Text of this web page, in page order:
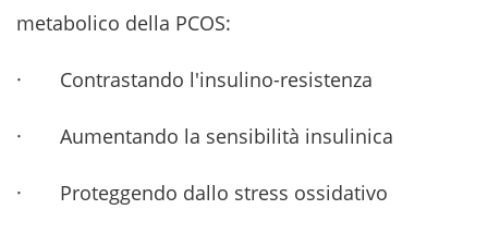
metabolico della PCOS:
· Contrastando l'insulino-resistenza
· Aumentando la sensibilità insulinica
· Proteggendo dallo stress ossidativo